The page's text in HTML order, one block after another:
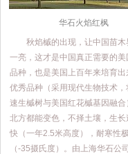
华石火焰红枫
秋焰槭的出现，让中国苗木
一亮，这才是中国真正需要的美
品种，也是美国上百年来培育出
优秀品种（采用现代生物技术，
速生槭树与美国红花槭基因融合
北方都能变色，不择土壤，生长
快（一年2.5米高度），耐寒性
（-35摄氏度）。由上海华石公